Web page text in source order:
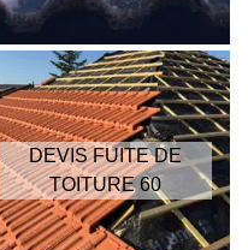
DEVIS FUITE DE
TOITURE 60